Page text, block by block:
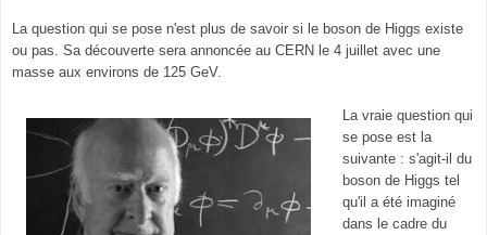
La question qui se pose n'est plus de savoir si le boson de Higgs existe
ou pas. Sa découverte sera annoncée au CERN le 4 juillet avec une
masse aux environs de 125 GeV.
La vraie question qui
se pose est la
suivante : s'agit-il du
boson de Higgs tel
qu'il a été imaginé
dans le cadre du